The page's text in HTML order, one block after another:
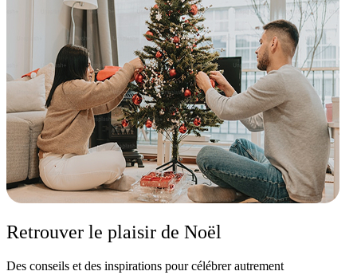
Retrouver le plaisir de Noël
Des conseils et des inspirations pour célébrer autrement